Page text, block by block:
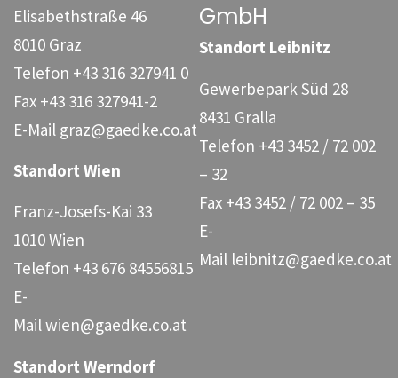
Elisabethstraße 46
8010 Graz
Telefon +43 316 327941 0
Fax +43 316 327941-2
E-Mail graz@gaedke.co.at
Standort Wien
Franz-Josefs-Kai 33
1010 Wien
Telefon +43 676 84556815
E-
Mailwien@gaedke.co.at
Standort Werndorf
GmbH
Standort Leibnitz
Gewerbepark Süd 28
8431 Gralla
Telefon +43 3452 / 72 002
– 32
Fax +43 3452 / 72 002 – 35
E-
Mail leibnitz@gaedke.co.at